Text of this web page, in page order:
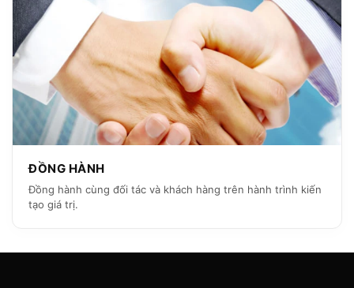
ĐỒNG HÀNH
Đồng hành cùng đối tác và khách hàng trên hành trình kiến
tạo giá trị.